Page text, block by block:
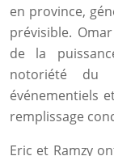
en province,
prévisible.
de la
notoriété du
événementiels
remplissage
Eric et Ramzy